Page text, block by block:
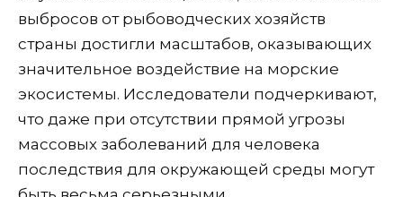
выбросов от рыбоводческих хозяйств
страны достигли масштабов, оказывающих
значительное воздействие на морские
экосистемы. Исследователи подчеркивают,
что даже при отсутствии прямой угрозы
массовых заболеваний для человека
последствия для окружающей среды могут